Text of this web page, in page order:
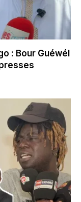
: Bour Guéwél